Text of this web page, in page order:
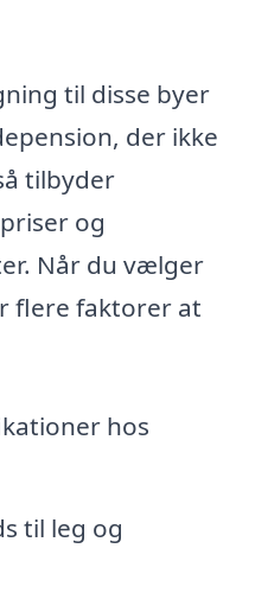
til disse byer
der ikke
tilbyder
og
Når du vælger
flere faktorer at
hos
til leg og